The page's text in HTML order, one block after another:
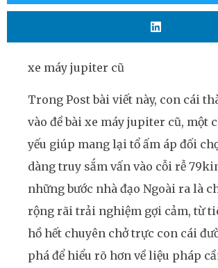
xe máy jupiter cũ
Trong Post bài viết này, con cái
vào đề bài xe máy jupiter cũ, một
yếu giúp mang lại tổ ấm áp đối
dàng truy sắm vấn vào cỗi rễ
những bước nhà đạo Ngoài ra là
rộng rãi trải nghiệm gợi cảm, từ
hồ hết chuyên chở trực con cái
phá để hiểu rõ hơn về liệu pháp